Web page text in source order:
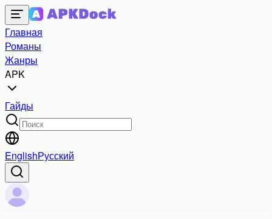
Главная
Романы
Жанры
APK
Гайды
EnglishРусский